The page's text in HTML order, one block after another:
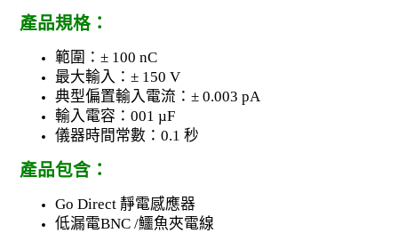
產品規格：
範圍：± 100 nC
最大輸入：± 150 V
典型偏置輸入電流：± 0.003 pA
輸入電容：001 µF
儀器時間常數：0.1 秒
產品包含：
Go Direct 靜電感應器
低漏電BNC /鱷魚夾電線